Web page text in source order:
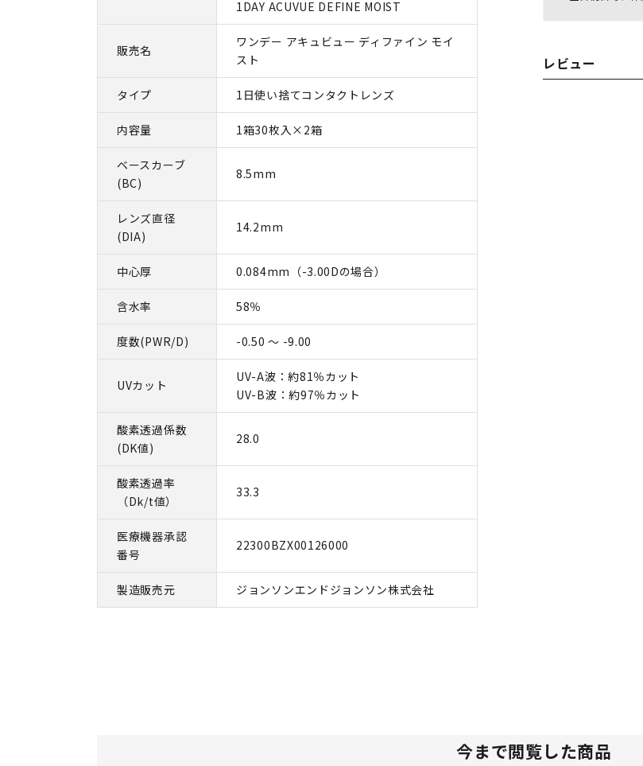
レビュー
1DAY ACUVUE DEFINE MOIST
販売名
ワンデー アキュビュー ディファイン モイ
スト
タイプ 1日使い捨てコンタクトレンズ
内容量 1箱30枚入×2箱
ベースカーブ
(BC)
8.5mm
レンズ直径
(DIA)
14.2mm
中心厚 0.084mm（-3.00Dの場合）
含水率 58％
度数(PWR/D) -0.50 ～ -9.00
UVカット
UV-A波：約81％カット
UV-B波：約97％カット
酸素透過係数
(DK値)
28.0
酸素透過率
（Dk/t値）
33.3
医療機器承認
番号
22300BZX00126000
製造販売元 ジョンソンエンドジョンソン株式会社
今まで閲覧した商品